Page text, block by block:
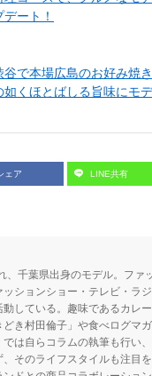
デート！
谷で本場広島のお好み焼
如くほとばしる旨味にモ
ェア LINE共有
、千葉県出身のモデル。ファ
ッションショー・テレビ・ラ
動している。趣味であるカレ
どき村田倫子」や食べログマ
では自らコラムの執筆も行い
、そのライフスタイルも注目